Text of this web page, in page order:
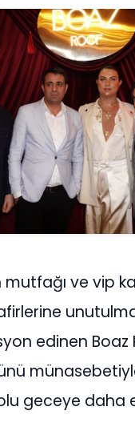
mutfağı ve vip
edinen Boaz
münasebetiyle
geceye daha